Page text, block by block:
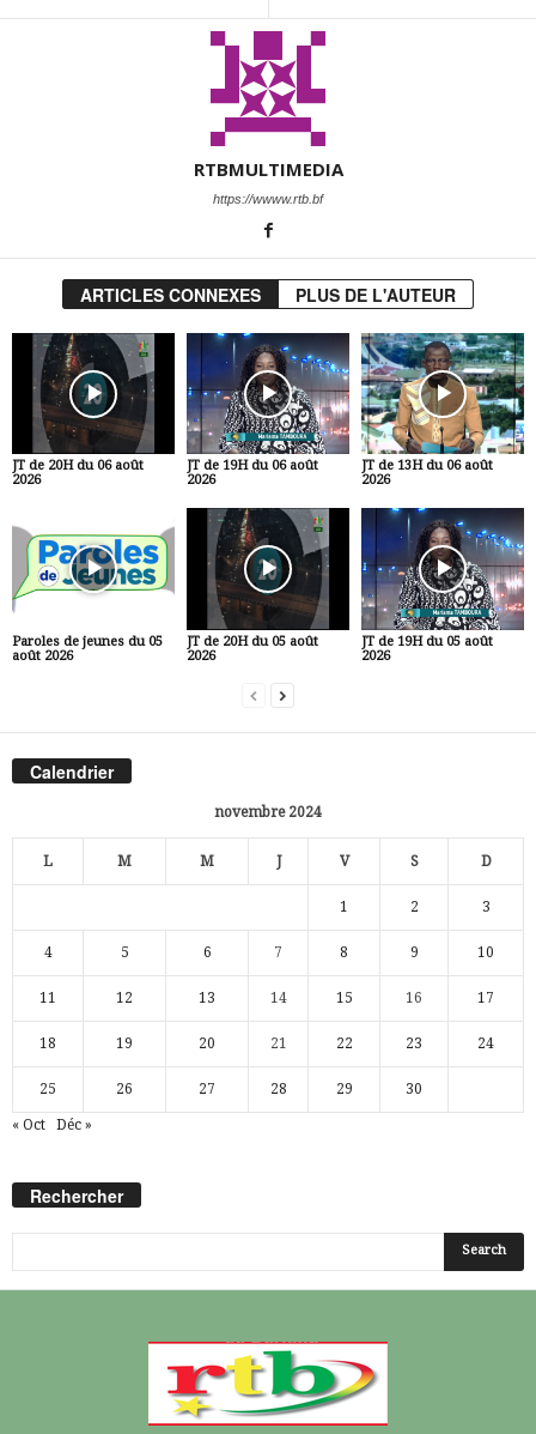
RTBMULTIMEDIA
https://wwww.rtb.bf
ARTICLES CONNEXES PLUS DE L'AUTEUR
JT de 20H du 06 août
2026
JT de 19H du 06 août
2026
JT de 13H du 06 août
2026
Paroles de jeunes du 05
août 2026
JT de 20H du 05 août
2026
JT de 19H du 05 août
2026
Calendrier
novembre 2024
L M M J V S D
1 2 3
4 5 6 7 8 9 10
11 12 13 14 15 16 17
18 19 20 21 22 23 24
25 26 27 28 29 30
« Oct Déc »
Rechercher